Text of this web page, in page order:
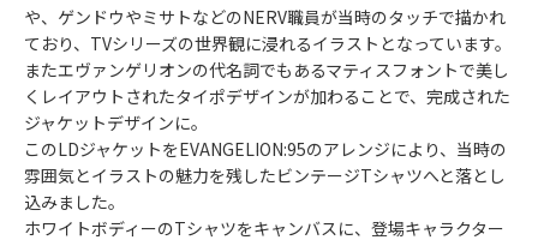
や、ゲンドウやミサトなどのNERV職員が当時のタッチで描かれ
ており、TVシリーズの世界観に浸れるイラストとなっています。
またエヴァンゲリオンの代名詞でもあるマティスフォントで美し
くレイアウトされたタイポデザインが加わることで、完成された
ジャケットデザインに。
このLDジャケットをEVANGELION:95のアレンジにより、当時の
雰囲気とイラストの魅力を残したビンテージTシャツへと落とし
込みました。
ホワイトボディーのTシャツをキャンバスに、登場キャラクター